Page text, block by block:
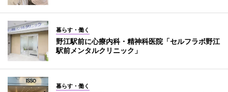
暮らす・働く
野江駅前に心療内科・精神科医院「セルフラボ野江
駅前メンタルクリニック」
暮らす・働く